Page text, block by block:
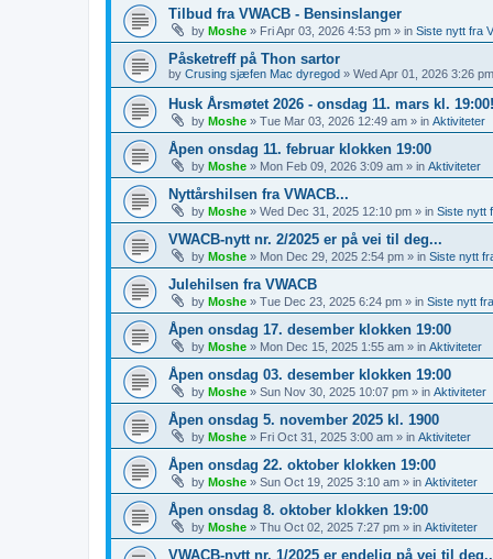
Tilbud fra VWACB - Bensinslanger
by Moshe » Fri Apr 03, 2026 4:53 pm » in Siste nytt fra
Påsketreff på Thon sartor
by Crusing sjæfen Mac dyregod » Wed Apr 01, 2026 3:26 pm
Husk Årsmøtet 2026 - onsdag 11. mars kl. 19:00!
by Moshe » Tue Mar 03, 2026 12:49 am » in Aktiviteter
Åpen onsdag 11. februar klokken 19:00
by Moshe » Mon Feb 09, 2026 3:09 am » in Aktiviteter
Nyttårshilsen fra VWACB...
by Moshe » Wed Dec 31, 2025 12:10 pm » in Siste nytt
VWACB-nytt nr. 2/2025 er på vei til deg...
by Moshe » Mon Dec 29, 2025 2:54 pm » in Siste nytt
Julehilsen fra VWACB
by Moshe » Tue Dec 23, 2025 6:24 pm » in Siste nytt
Åpen onsdag 17. desember klokken 19:00
by Moshe » Mon Dec 15, 2025 1:55 am » in Aktiviteter
Åpen onsdag 03. desember klokken 19:00
by Moshe » Sun Nov 30, 2025 10:07 pm » in Aktiviteter
Åpen onsdag 5. november 2025 kl. 1900
by Moshe » Fri Oct 31, 2025 3:00 am » in Aktiviteter
Åpen onsdag 22. oktober klokken 19:00
by Moshe » Sun Oct 19, 2025 3:10 am » in Aktiviteter
Åpen onsdag 8. oktober klokken 19:00
by Moshe » Thu Oct 02, 2025 7:27 pm » in Aktiviteter
VWACB-nytt nr. 1/2025 er endelig på vei til